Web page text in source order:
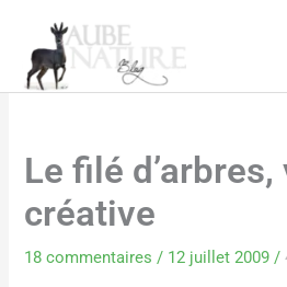
contenu
Le filé
créative
18 commentaires / 12 juillet 2009/